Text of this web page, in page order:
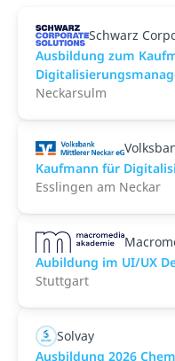
Schwarz
Ausbildung zum
Neckarsulm
Kaufmann für
Esslingen am Neckar
Aubildung im UI/UX
Stuttgart
Solvay
Ausbildung 2026